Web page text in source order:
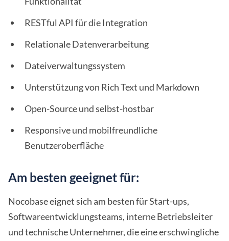
RESTful API für die Integration
Relationale Datenverarbeitung
Dateiverwaltungssystem
Unterstützung von Rich Text und Markdown
Open-Source und selbst-hostbar
Responsive und mobilfreundliche
Benutzeroberfläche
Am besten geeignet für:
Nocobase eignet sich am besten für Start-ups,
Softwareentwicklungsteams, interne Betriebsleiter
und technische Unternehmer, die eine erschwingliche